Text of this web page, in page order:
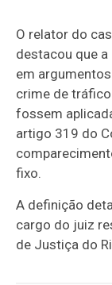
O relator do
destacou que
em
crime de
fossem
artigo 319 do
fixo.
A definição
cargo do juiz
de Justiça do